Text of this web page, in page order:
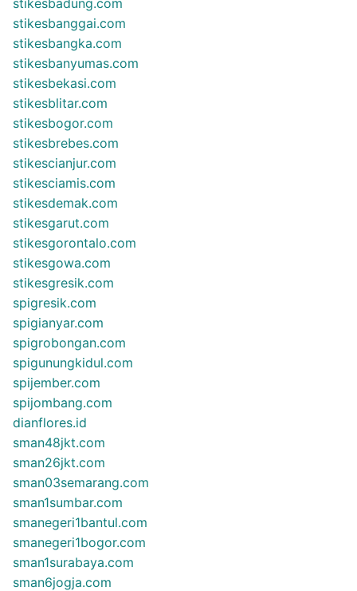
stikesbanggai.com
stikesbangka.com
stikesbanyumas.com
stikesbekasi.com
stikesblitar.com
stikesbogor.com
stikesbrebes.com
stikescianjur.com
stikesciamis.com
stikesdemak.com
stikesgarut.com
stikesgorontalo.com
stikesgowa.com
stikesgresik.com
spigresik.com
spigianyar.com
spigrobongan.com
spigunungkidul.com
spijember.com
spijombang.com
dianflores.id
sman48jkt.com
sman26jkt.com
sman03semarang.com
sman1sumbar.com
smanegeri1bantul.com
smanegeri1bogor.com
sman1surabaya.com
sman6jogja.com